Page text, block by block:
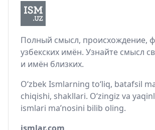
Полный смысл, происхождение,
узбекских имён. Узнайте смысл
и имён близких.
O‘zbek Ismlarning to‘liq, batafsil
chiqishi, shakllari. O‘zingiz va
ismlari ma’nosini bilib oling.